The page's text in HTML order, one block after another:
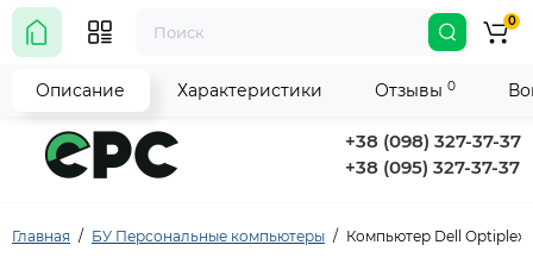
+38 (098) 327-37-37
+38 (095) 327-37-37
0
Главная БУ Персональные компьютеры Компьютер Dell Optiplex
Описание Характеристики Отзывы 0